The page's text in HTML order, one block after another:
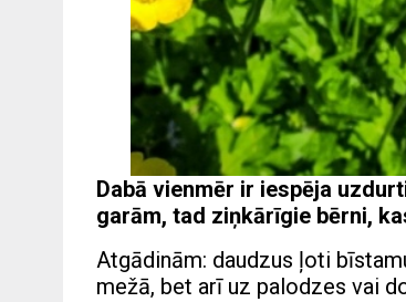
Dabā vienmēr ir iespēja
garām, tad ziņkārīgie bērni,
Atgādinām: daudzus ļoti
mežā, bet arī uz palodzes vai